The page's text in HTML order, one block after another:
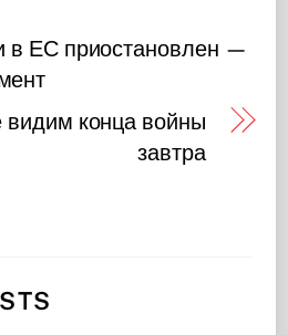
в ЕС приостановлен —
конца войны
завтра